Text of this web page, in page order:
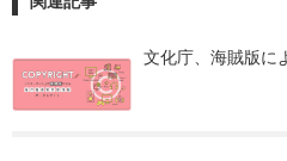
文化庁、海賊版に